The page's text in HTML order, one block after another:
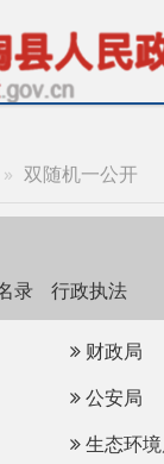
公安局
生态环境局
教育局